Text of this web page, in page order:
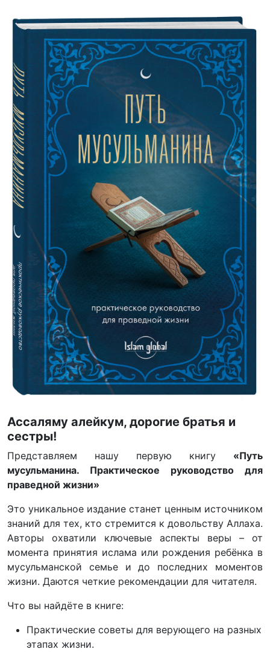
Ассаляму алейкум, дорогие братья и
сестры!
Представляем нашу первую книгу «Путь
мусульманина. Практическое руководство для
праведной жизни»
Это уникальное издание станет ценным источником
знаний для тех, кто стремится к довольству Аллаха.
Авторы охватили ключевые аспекты веры – от
момента принятия ислама или рождения ребёнка в
мусульманской семье и до последних моментов
жизни. Даются четкие рекомендации для читателя.
Что вы найдёте в книге:
Практические советы для верующего на разных
этапах жизни.